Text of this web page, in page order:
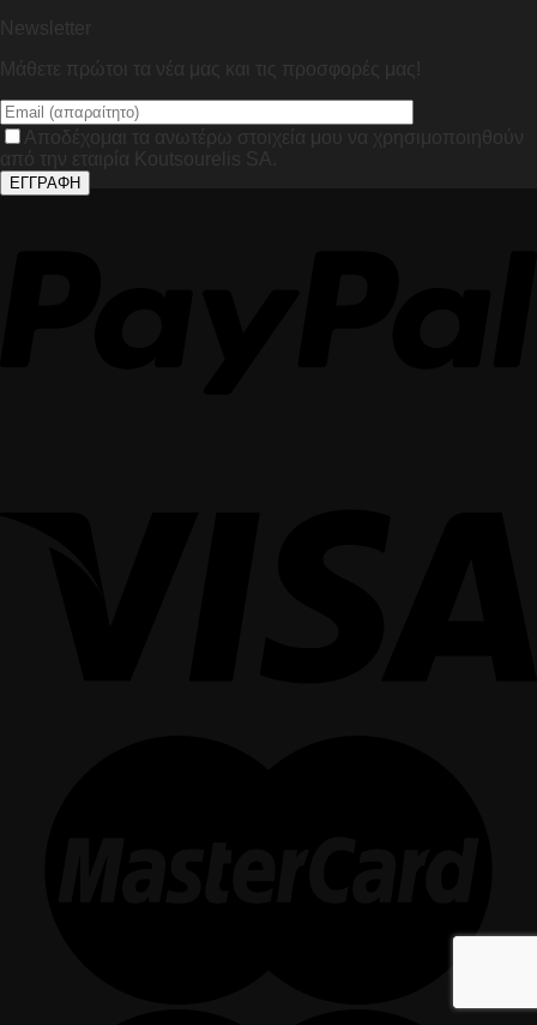
Newsletter
Μάθετε πρώτοι τα νέα μας και τις προσφορές μας!
Αποδέχομαι τα ανωτέρω στοιχεία μου να χρησιμοποιηθούν
από την εταιρία Koutsourelis SA.